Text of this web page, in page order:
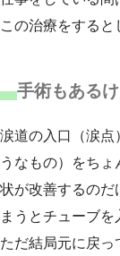
この治療をすると
手術もあるけ
涙道の入口（涙点
うなもの）をち
状が改善するのだ
まうとチューブを
ただ結局元に戻